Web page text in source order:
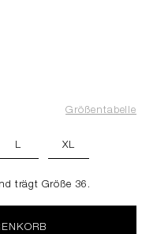
Größentabelle
L XL
trägt Größe 36.